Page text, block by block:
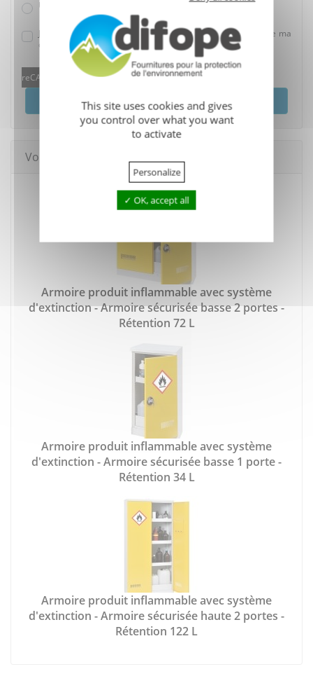
Un conseil
J'accepte que mes données soient utilisées dans le cadre de ma
demande.
reCAPTCHA is disabled. Allow
Envoyer
Vous pourriez aussi aimer
Armoire produit inflammable avec système
d'extinction - Armoire sécurisée basse 2 portes -
Rétention 72 L
Armoire produit inflammable avec système
d'extinction - Armoire sécurisée basse 1 porte -
Rétention 34 L
Armoire produit inflammable avec système
d'extinction - Armoire sécurisée haute 2 portes -
Rétention 122 L
This site uses cookies and gives
you control over what you want
to activate
Personalize
OK, accept all